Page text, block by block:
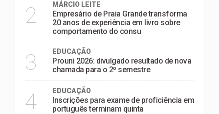
2 MÁRCIO LEITE
Empresário de Praia Grande transforma
20 anos de experiência em livro sobre
comportamento do consu
3 EDUCAÇÃO
Prouni 2026: divulgado resultado de nova
chamada para o 2º semestre
4 EDUCAÇÃO
Inscrições para exame de proficiência em
português terminam quinta